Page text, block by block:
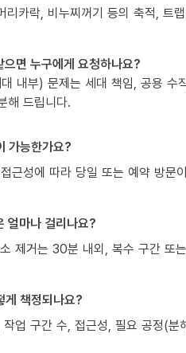
리카락, 비누찌꺼기 등의 축적, 트
면 누구에게 요청하나요?
내부) 문제는 세대 책임, 공용 수
해 드립니다.
가능한가요?
근성에 따라 당일 또는 예약 방문
얼마나 걸리나요?
제거는 30분 내외, 복수 구간 또
책정되나요?
업 구간 수, 접근성, 필요 공정(분